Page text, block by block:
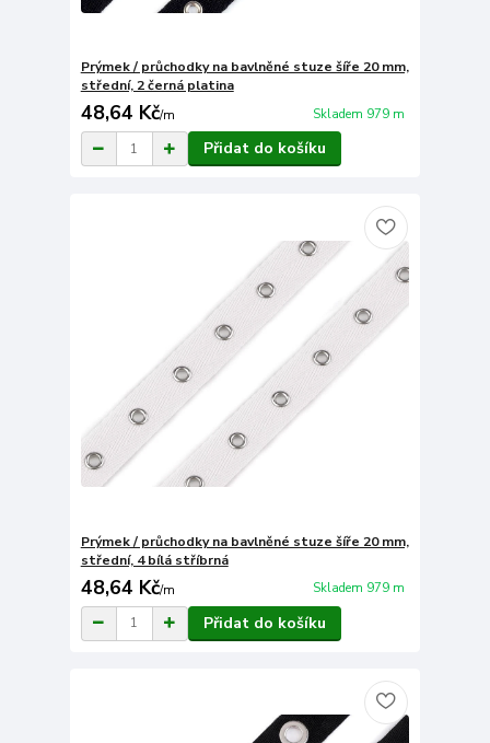
Prýmek / průchodky na bavlněné stuze šíře 20 mm,
střední, 2 černá platina
48,64 Kč/m Skladem 979 m
Přidat do košíku
Prýmek / průchodky na bavlněné stuze šíře 20 mm,
střední, 4 bílá stříbrná
48,64 Kč/m Skladem 979 m
Přidat do košíku